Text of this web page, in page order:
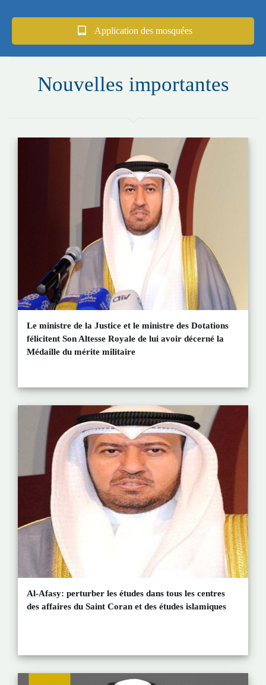
Application des mosquées
Nouvelles importantes
Le ministre de la Justice et le ministre des Dotations
félicitent Son Altesse Royale de lui avoir décerné la
Médaille du mérite militaire
Al-Afasy: perturber les études dans tous les centres
des affaires du Saint Coran et des études islamiques